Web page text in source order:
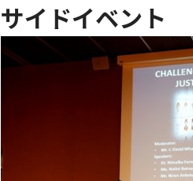
サイドイベント